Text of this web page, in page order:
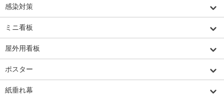
感染対策
ミニ看板
屋外用看板
ポスター
紙垂れ幕